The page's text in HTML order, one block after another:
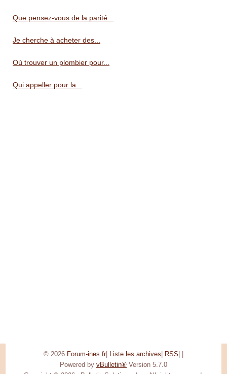
Que pensez-vous de la parité...
Je cherche à acheter des...
Où trouver un plombier pour...
Qui appeller pour la...
© 2026 Forum-ines.fr| Liste les archives RSS
Powered by vBulletin® Version 5.7.0